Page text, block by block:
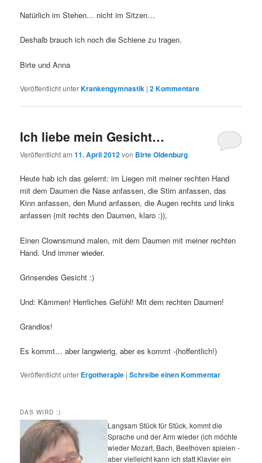
Natürlich im Stehen… nicht im Sitzen…
Deshalb brauch ich noch die Schiene zu tragen.
Birte und Anna
Veröffentlicht unterKrankengymnastik |2Kommentare
Ich liebe mein Gesicht…
Veröffentlicht am11. April 2012von Birte Oldenburg
Heute hab ich das gelernt: im Liegen mit meiner rechten Hand
mit dem Daumen die Nase anfassen, die Stirn anfassen, das
Kinn anfassen, den Mund anfassen, die Augen rechts und links
anfassen (mit rechts den Daumen, klaro :)),
Einen Clownsmund malen, mit dem Daumen mit meiner rechten
Hand. Und immer wieder.
Grinsendes Gesicht :)
Und: Kämmen! Herrliches Gefühl! Mit dem rechten Daumen!
Grandios!
Es kommt… aber langwierig, aber es kommt -(hoffentlich!)
Veröffentlicht unter Ergotherapie |Schreibe einen Kommentar
DAS WIRD :)
Langsam Stück für Stück, kommt die
Sprache und der Arm wieder (ich möchte
wieder Mozart, Bach, Beethoven spielen -
aber vielleicht kann ich statt Klavier ein